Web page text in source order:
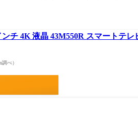
チ 4K 液晶 43M550R スマートテレ
べ）